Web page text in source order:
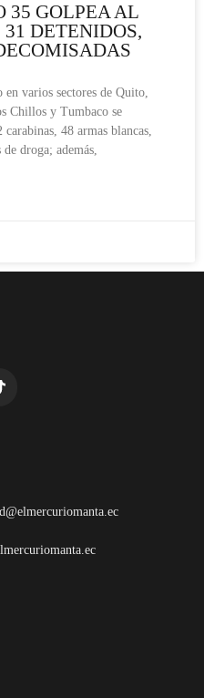
35 GOLPEA AL
DETENIDOS,
varios sectores de Quito,
Chillos y Tumbaco se
48 armas blancas,
droga; además,